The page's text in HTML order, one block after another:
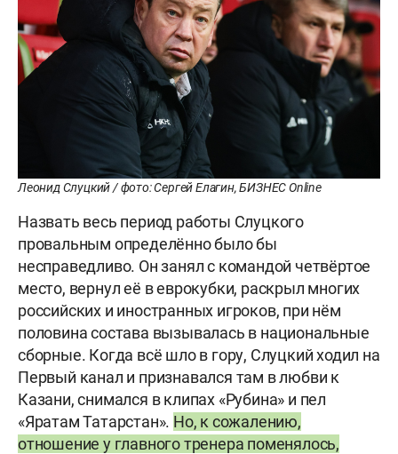
Леонид Слуцкий / фото: Сергей Елагин, БИЗНЕС Online
Назвать весь период работы Слуцкого
провальным определённо было бы
несправедливо. Он занял с командой четвёртое
место, вернул её в еврокубки, раскрыл многих
российских и иностранных игроков, при нём
половина состава вызывалась в национальные
сборные. Когда всё шло в гору, Слуцкий ходил на
Первый канал и признавался там в любви к
Казани, снимался в клипах «Рубина» и пел
«Яратам Татарстан». Но, к сожалению,
отношение у главного тренера поменялось,